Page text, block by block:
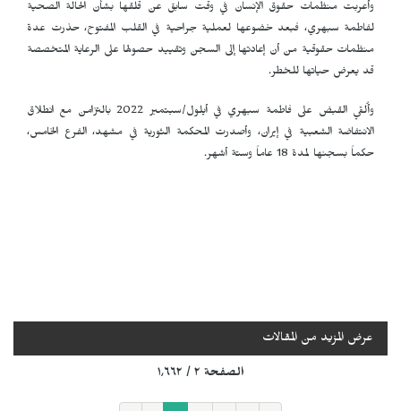
وأعربت منظمات حقوق الإنسان في وقت سابق عن قلقها بشأن الحالة الصحية
لفاطمة سبهري، فبعد خضوعها لعملية جراحية في القلب المفتوح، حذرت عدة
منظمات حقوقية من أن إعادتها إلى السجن وتقييد حصولها على الرعاية المتخصصة
قد يعرض حياتها للخطر.
وأُلقي القبض على فاطمة سبهري في أيلول/سبتمبر 2022 بالتزامن مع انطلاق
الانتفاضة الشعبية في إيران، وأصدرت المحكمة الثورية في مشهد، الفرع الخامس،
حكماً بسجنها لمدة 18 عاماً وستة أشهر.
عرض المزيد من المقالات
الصفحة ٢ / ١٬٦٦٢